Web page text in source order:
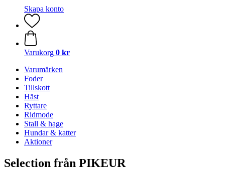
Skapa konto
Varukorg 0 kr
Varumärken
Foder
Tillskott
Häst
Ryttare
Ridmode
Stall & hage
Hundar & katter
Aktioner
Selection från PIKEUR